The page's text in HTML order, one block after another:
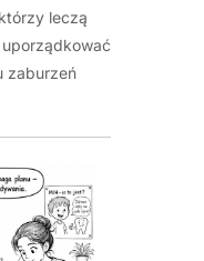
leczą
zaburzeń